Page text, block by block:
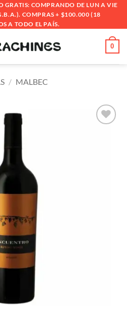
GRATIS: COMPRANDO DE LUN A VIE
COMPRAS + $100.000 (18
A TODO EL PAÍS.
0
/ MALBEC